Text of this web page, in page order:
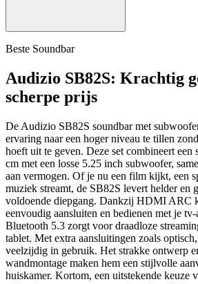
Beste Soundbar
Audizio SB82S: Krachtig
scherpe prijs
De Audizio SB82S soundbar met
ervaring naar een hoger niveau te tillen
hoeft uit te geven. Deze set combineert een
cm met een losse 5.25 inch subwoofer,
aan vermogen. Of je nu een film kijkt, een
muziek streamt, de SB82S levert helder en
voldoende diepgang. Dankzij HDMI ARC
eenvoudig aansluiten en bedienen met je
Bluetooth 5.3 zorgt voor draadloze
tablet. Met extra aansluitingen zoals
veelzijdig in gebruik. Het strakke ontwerp
wandmontage maken hem een stijlvolle
huiskamer. Kortom, een uitstekende keuze